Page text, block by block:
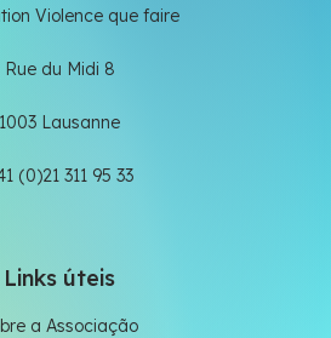
Violence que faire
Rue du Midi 8
1003 Lausanne
(0)21 311 95 33
Links úteis
a Associação